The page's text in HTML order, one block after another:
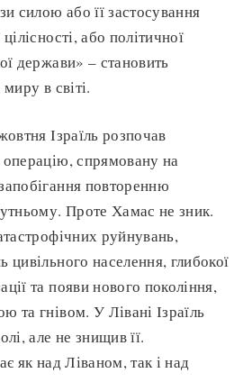
силою або її застосування
або політичної
держави» – становить
в світі.
Ізраїль розпочав
спрямовану на
повторенню
Проте Хамас не зник.
руйнувань,
цивільного населення, глибокої
та появи нового покоління,
та гнівом. У Лівані Ізраїль
але не знищив її.
як над Ліваном, так і над